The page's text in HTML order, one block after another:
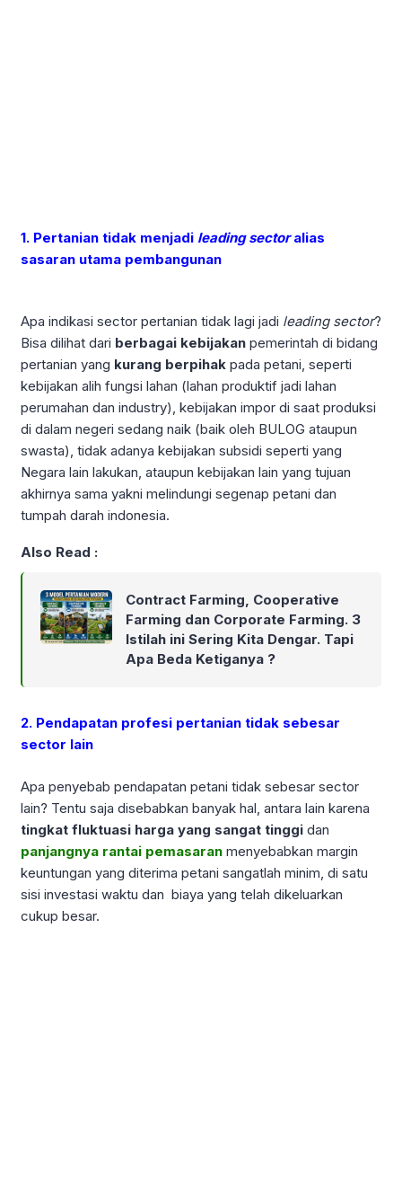
1. Pertanian tidak menjadi leading sectoralias
sasaran utama pembangunan
Apa indikasi sector pertanian tidak lagi jadi leading sector?
Bisa dilihat dari berbagai kebijakan pemerintah di bidang
pertanian yang kurang berpihak pada petani, seperti
kebijakan alih fungsi lahan (lahan produktif jadi lahan
perumahan dan industry), kebijakan impor di saat produksi
di dalam negeri sedang naik (baik oleh BULOG ataupun
swasta), tidak adanya kebijakan subsidi seperti yang
Negara lain lakukan, ataupun kebijakan lain yang tujuan
akhirnya sama yakni melindungi segenap petani dan
tumpah darah indonesia.
Also Read :
Contract Farming, Cooperative
Farming dan Corporate Farming. 3
Istilah ini Sering Kita Dengar. Tapi
Apa Beda Ketiganya ?
2. Pendapatan profesi pertanian tidak sebesar
sector lain
Apa penyebab pendapatan petani tidak sebesar sector
lain? Tentu saja disebabkan banyak hal, antara lain karena
tingkat fluktuasi harga yang sangat tinggi dan
panjangnya rantai pemasaran menyebabkan margin
keuntungan yang diterima petani sangatlah minim, di satu
sisi investasi waktu dan biaya yang telah dikeluarkan
cukup besar.